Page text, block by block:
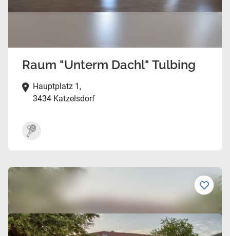
Raum "Unterm Dachl" Tulbing
Hauptplatz 1,
3434 Katzelsdorf